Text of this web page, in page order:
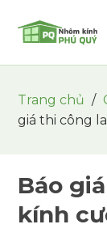
Trang chủ /
giá thi công
Báo
kính